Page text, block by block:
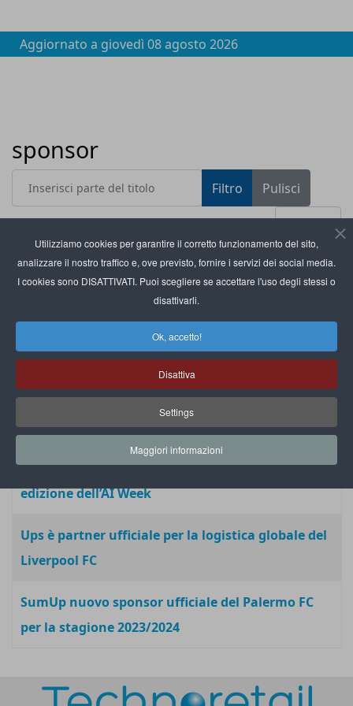
Utilizziamo cookies per garantire il corretto funzionamento del sito,
analizzare il nostro traffico e, ove previsto, fornire i servizi dei social media.
I cookies sono DISATTIVATI. Puoi scegliere se accettare l'uso degli stessi o
disattivarli.
Ok, accetto!
Disattiva
Settings
Maggiori informazioni
Aggiornato a giovedì 08 agosto 2026
sponsor
Inserisci parte del titolo Filtro
Pulisci
Visualizza #
Titolo
Partnership MediaWorld e Olimpia Milano tra
Alipay+ cresce in Europa con campagne esclusive
per Uefa Euro 2024
Euronics lancia il nuovo progetto Engagement
2024 nel mondo del gaming
Dall’8 al 12 aprile andrà in scena la quinta
edizione dell’AI Week
Ups è partner ufficiale per la logistica globale del
Liverpool FC
SumUp nuovo sponsor ufficiale del Palermo FC
per la stagione 2023/2024